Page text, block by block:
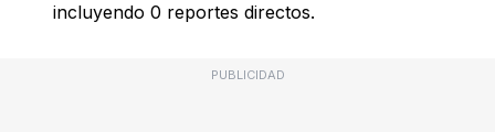
incluyendo 0 reportes directos.
PUBLICIDAD